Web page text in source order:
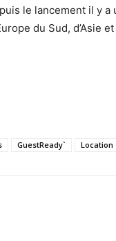
le lancement il y
du Sud, d’Asie
GuestReady` Location